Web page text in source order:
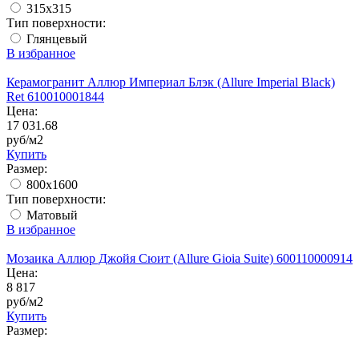
315x315
Тип поверхности:
Глянцевый
В избранное
Керамогранит Аллюр Империал Блэк (Allure Imperial Black)
Ret 610010001844
Цена:
17 031.68
руб/м2
Купить
Размер:
800x1600
Тип поверхности:
Матовый
В избранное
Мозаика Аллюр Джойя Сюит (Allure Gioia Suite) 600110000914
Цена:
8 817
руб/м2
Купить
Размер: